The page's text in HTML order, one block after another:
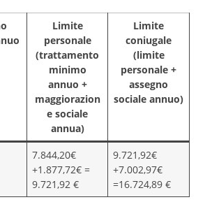
Limite
personale
(trattamento
minimo
annuo +
maggiorazion
e sociale
annua)
Limite
coniugale
(limite
personale +
assegno
sociale annuo)
7.844,20€
+1.877,72€ =
9.721,92 €
9.721,92€
+7.002,97€
=16.724,89 €